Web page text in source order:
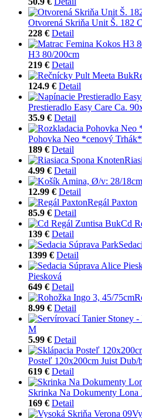
Otvorená Skriňa Unit Š. 182
228 € Detail
H3 80/200cm
219 € Detail
124.9 € Detail
Prestieradlo Easy Care Ca.
35.9 € Detail
Pohovka Neo *cenový Trhák*
189 € Detail
4.99 € Detail
12.99 € Detail
Regál Paxton
85.9 € Detail
Cd
139 € Detail
1399 € Detail
Piesková
649 € Detail
8.99 € Detail
M
5.99 € Detail
Posteľ 120x200cm Juist Dub/
619 € Detail
Skrinka Na Dokumenty
169 € Detail